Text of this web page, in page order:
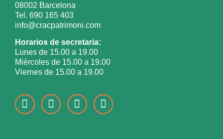
08002 Barcelona
Tel. 690 165 403
info@cracpatrimoni.com
Horarios de secretaria:
Lunes de 15.00 a 19.00
Miércoles de 15.00 a 19.00
Viernes de 15.00 a 19.00